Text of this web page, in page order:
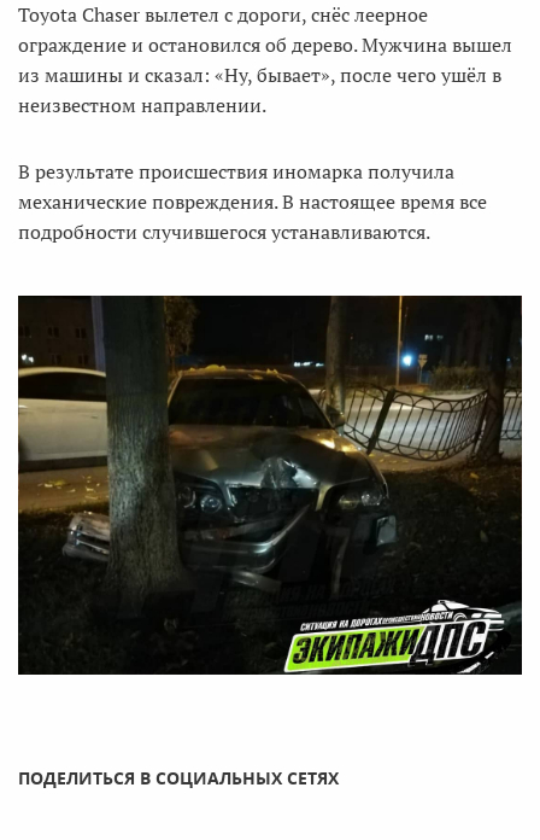
Toyota Chaser вылетел с дороги, снёс леерное
ограждение и остановился об дерево. Мужчина вышел
из машины и сказал: «Ну, бывает», после чего ушёл в
неизвестном направлении.
В результате происшествия иномарка получила
механические повреждения. В настоящее время все
подробности случившегося устанавливаются.
ПОДЕЛИТЬСЯ В СОЦИАЛЬНЫХ СЕТЯХ